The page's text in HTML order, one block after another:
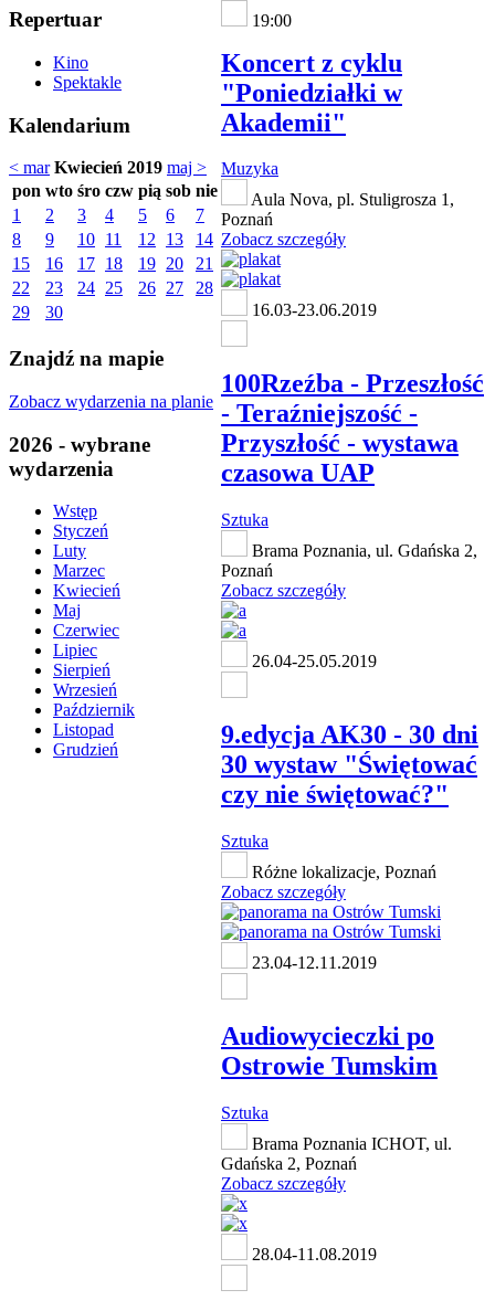
Repertuar
Kino
Spektakle
Kalendarium
< mar Kwiecień 2019 maj >
pon wto śro czw pią sob nie
1
2 3 4 5 6
7
8
9 10 11 12 13
14
15
16 17 18 19 20
21
22
23 24 25 26 27
28
29
30
Znajdź na mapie
Zobacz wydarzenia na planie
2026 - wybrane
wydarzenia
Wstęp
Styczeń
Luty
Marzec
Kwiecień
Maj
Czerwiec
Lipiec
Sierpień
Wrzesień
Październik
Listopad
Grudzień
19:00
Koncert z cyklu
"Poniedziałki w
Akademii"
Muzyka
Aula Nova, pl. Stuligrosza 1,
Poznań
Zobacz szczegóły
16.03-23.06.2019
100Rzeźba - Przeszłość
- Teraźniejszość -
Przyszłość - wystawa
czasowa UAP
Sztuka
Brama Poznania, ul. Gdańska 2,
Poznań
Zobacz szczegóły
26.04-25.05.2019
9.edycja AK30 - 30 dni
30 wystaw "Świętować
czy nie świętować?"
Sztuka
Różne lokalizacje, Poznań
Zobacz szczegóły
23.04-12.11.2019
Audiowycieczki po
Ostrowie Tumskim
Sztuka
Brama Poznania ICHOT, ul.
Gdańska 2, Poznań
Zobacz szczegóły
28.04-11.08.2019